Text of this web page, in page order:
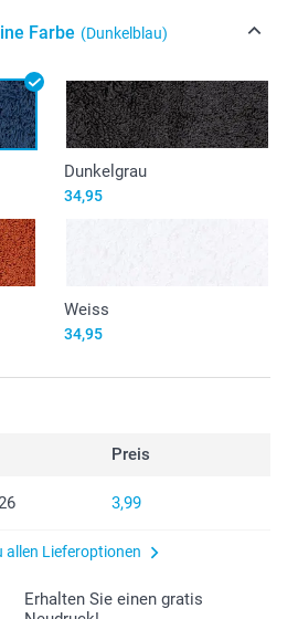
Farbe (Dunkelblau)
Dunkelgrau
34,95
Weiss
34,95
Preis
3,99
allen Lieferoptionen
Erhalten Sie einen gratis